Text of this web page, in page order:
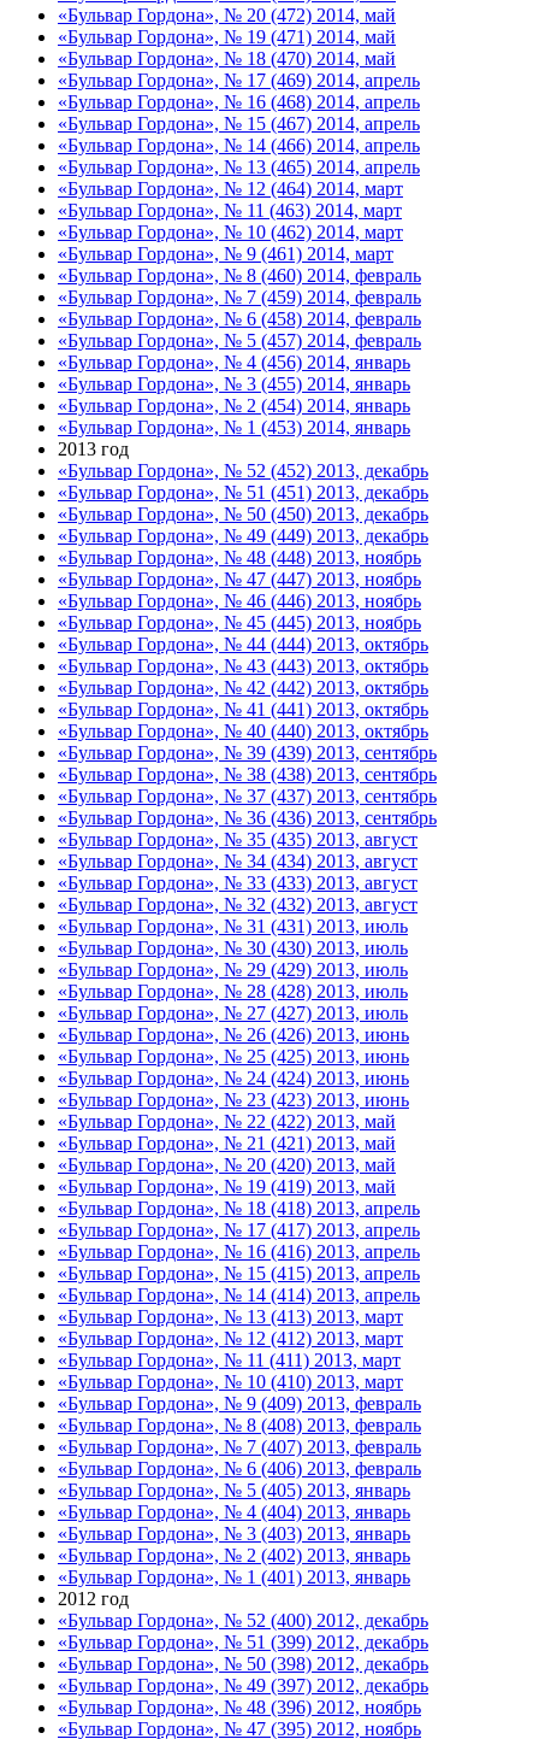
«Бульвар Гордона», № 20 (472) 2014, май
«Бульвар Гордона», № 19 (471) 2014, май
«Бульвар Гордона», № 18 (470) 2014, май
«Бульвар Гордона», № 17 (469) 2014, апрель
«Бульвар Гордона», № 16 (468) 2014, апрель
«Бульвар Гордона», № 15 (467) 2014, апрель
«Бульвар Гордона», № 14 (466) 2014, апрель
«Бульвар Гордона», № 13 (465) 2014, апрель
«Бульвар Гордона», № 12 (464) 2014, март
«Бульвар Гордона», № 11 (463) 2014, март
«Бульвар Гордона», № 10 (462) 2014, март
«Бульвар Гордона», № 9 (461) 2014, март
«Бульвар Гордона», № 8 (460) 2014, февраль
«Бульвар Гордона», № 7 (459) 2014, февраль
«Бульвар Гордона», № 6 (458) 2014, февраль
«Бульвар Гордона», № 5 (457) 2014, февраль
«Бульвар Гордона», № 4 (456) 2014, январь
«Бульвар Гордона», № 3 (455) 2014, январь
«Бульвар Гордона», № 2 (454) 2014, январь
«Бульвар Гордона», № 1 (453) 2014, январь
2013 год
«Бульвар Гордона», № 52 (452) 2013, декабрь
«Бульвар Гордона», № 51 (451) 2013, декабрь
«Бульвар Гордона», № 50 (450) 2013, декабрь
«Бульвар Гордона», № 49 (449) 2013, декабрь
«Бульвар Гордона», № 48 (448) 2013, ноябрь
«Бульвар Гордона», № 47 (447) 2013, ноябрь
«Бульвар Гордона», № 46 (446) 2013, ноябрь
«Бульвар Гордона», № 45 (445) 2013, ноябрь
«Бульвар Гордона», № 44 (444) 2013, октябрь
«Бульвар Гордона», № 43 (443) 2013, октябрь
«Бульвар Гордона», № 42 (442) 2013, октябрь
«Бульвар Гордона», № 41 (441) 2013, октябрь
«Бульвар Гордона», № 40 (440) 2013, октябрь
«Бульвар Гордона», № 39 (439) 2013, сентябрь
«Бульвар Гордона», № 38 (438) 2013, сентябрь
«Бульвар Гордона», № 37 (437) 2013, сентябрь
«Бульвар Гордона», № 36 (436) 2013, сентябрь
«Бульвар Гордона», № 35 (435) 2013, август
«Бульвар Гордона», № 34 (434) 2013, август
«Бульвар Гордона», № 33 (433) 2013, август
«Бульвар Гордона», № 32 (432) 2013, август
«Бульвар Гордона», № 31 (431) 2013, июль
«Бульвар Гордона», № 30 (430) 2013, июль
«Бульвар Гордона», № 29 (429) 2013, июль
«Бульвар Гордона», № 28 (428) 2013, июль
«Бульвар Гордона», № 27 (427) 2013, июль
«Бульвар Гордона», № 26 (426) 2013, июнь
«Бульвар Гордона», № 25 (425) 2013, июнь
«Бульвар Гордона», № 24 (424) 2013, июнь
«Бульвар Гордона», № 23 (423) 2013, июнь
«Бульвар Гордона», № 22 (422) 2013, май
«Бульвар Гордона», № 21 (421) 2013, май
«Бульвар Гордона», № 20 (420) 2013, май
«Бульвар Гордона», № 19 (419) 2013, май
«Бульвар Гордона», № 18 (418) 2013, апрель
«Бульвар Гордона», № 17 (417) 2013, апрель
«Бульвар Гордона», № 16 (416) 2013, апрель
«Бульвар Гордона», № 15 (415) 2013, апрель
«Бульвар Гордона», № 14 (414) 2013, апрель
«Бульвар Гордона», № 13 (413) 2013, март
«Бульвар Гордона», № 12 (412) 2013, март
«Бульвар Гордона», № 11 (411) 2013, март
«Бульвар Гордона», № 10 (410) 2013, март
«Бульвар Гордона», № 9 (409) 2013, февраль
«Бульвар Гордона», № 8 (408) 2013, февраль
«Бульвар Гордона», № 7 (407) 2013, февраль
«Бульвар Гордона», № 6 (406) 2013, февраль
«Бульвар Гордона», № 5 (405) 2013, январь
«Бульвар Гордона», № 4 (404) 2013, январь
«Бульвар Гордона», № 3 (403) 2013, январь
«Бульвар Гордона», № 2 (402) 2013, январь
«Бульвар Гордона», № 1 (401) 2013, январь
2012 год
«Бульвар Гордона», № 52 (400) 2012, декабрь
«Бульвар Гордона», № 51 (399) 2012, декабрь
«Бульвар Гордона», № 50 (398) 2012, декабрь
«Бульвар Гордона», № 49 (397) 2012, декабрь
«Бульвар Гордона», № 48 (396) 2012, ноябрь
«Бульвар Гордона», № 47 (395) 2012, ноябрь